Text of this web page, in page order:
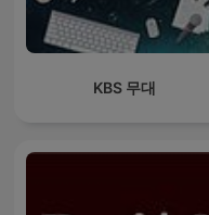
KBS 무대